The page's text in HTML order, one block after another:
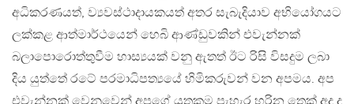
අධිකරණයත්, ව්‍යවස්ථාදායකයත් අතර සැබැ‍දියාව අභියෝගයට
ලක්කළ ආත්මාර්ථයෙන් හෙබි ආණ්ඩුවකින් එවැන්නක්
බලාපොරොත්තුවීම හාස්‍යයක් වනු ඇතත් ඊට රිසි විසදුම ලබා
දිය යුත්තේ රටේ පරමාධිපත්‍යයේ හිමිකරුවන් වන අපමය. අප